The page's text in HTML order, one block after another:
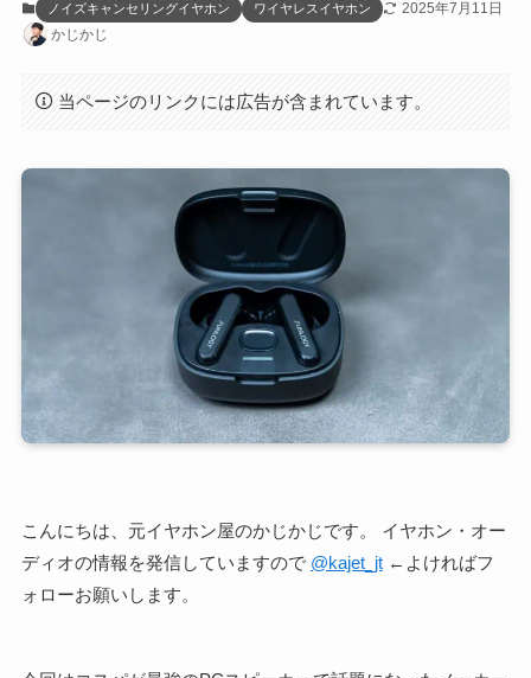
ノイズキャンセリングイヤホン ワイヤレスイヤホン
2025年7月11日
かじかじ
当ページのリンクには広告が含まれています。
こんにちは、元イヤホン屋のかじかじです。 イヤホン・オー
ディオの情報を発信していますので @kajet_jt←よければフ
ォローお願いします。